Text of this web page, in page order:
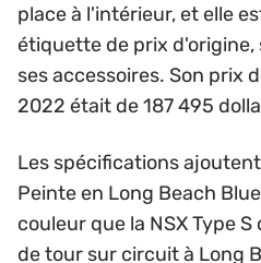
place à l'intérieur, et elle
étiquette de prix
ses accessoires. Son prix
2022 était de 187 495
Les spécifications
Peinte en Long Beach
couleur que la NSX Type
de tour sur circuit à Long